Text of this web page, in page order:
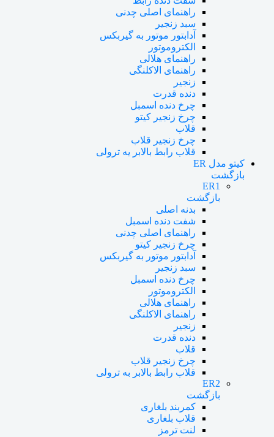
راهنمای اصلی چدنی
سبد زنجیر
آدابتور موتور به گیربکس
الکتروموتور
راهنمای هلالی
راهنمای الاکلنگی
زنجیر
دنده قدرت
چرخ دنده اسمبل
چرخ زنجیر کیتو
قلاب
چرخ زنجیر قلاب
قلاب رابط بالابر یه ترولی
کیتو مدل ER
بازگشت
ER1
بازگشت
بدنه اصلی
شفت دنده اسمبل
راهنمای اصلی چدنی
چرخ زنجیر کیتو
آدابتور موتور به گیربکس
سبد زنجیر
چرخ دنده اسمبل
الکتروموتور
راهنمای هلالی
راهنمای الاکلنگی
زنجیر
دنده قدرت
قلاب
چرخ زنجیر قلاب
قلاب رابط بالابر به ترولی
ER2
بازگشت
کمربند بلغاری
قلاب بلغاری
لنت ترمز